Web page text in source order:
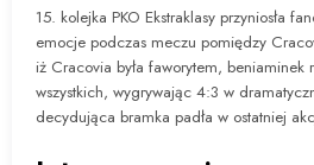
15. kolejka PKO Ekstraklasy przyniosła
emocje podczas meczu pomiędzy
iż Cracovia była faworytem, beniaminek
wszystkich, wygrywając 4:3 w
decydująca bramka padła w ostatniej